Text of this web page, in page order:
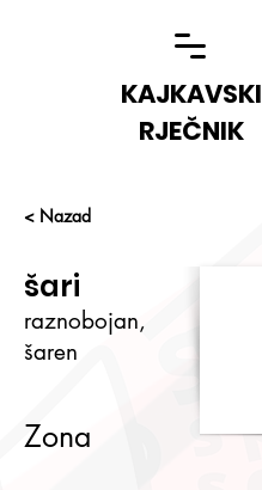
KAJKAVSKI
RJEČNIK
< Nazad
šari
raznobojan,
šaren
Zona